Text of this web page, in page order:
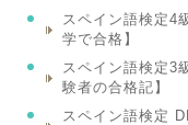
スペイン語検定4
学で合格】
スペイン語検定3
験者の合格記】
スペイン語検定